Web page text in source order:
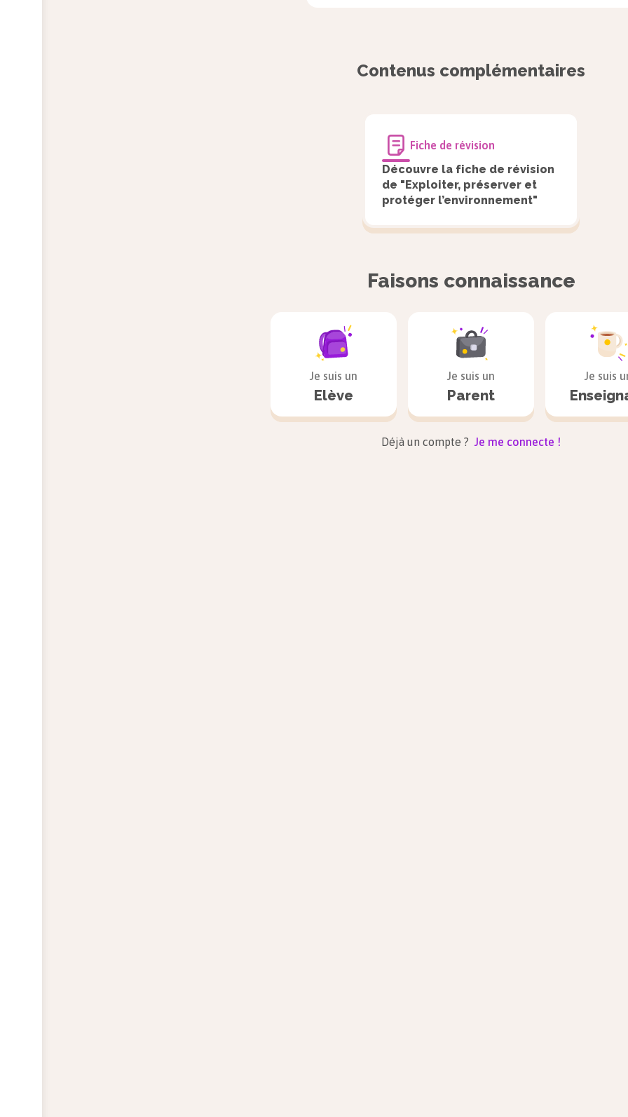
vers 5000 avant J.-C. en Amérique centrale, dans les
La diffusion de l’agriculture et de l’élevage parmi les
une explosion démographique » selon l’archéologue
conséquences sur l’environnement furent
Contenus complémentaires
Fiche de révision
Découvre la fiche de révision
de "Exploiter, préserver et
protéger l’environnement"
Faisons connaissance
Je suis un
Elève
Je suis un
Parent
Je suis
Déjà un compte ? Je me connecte !